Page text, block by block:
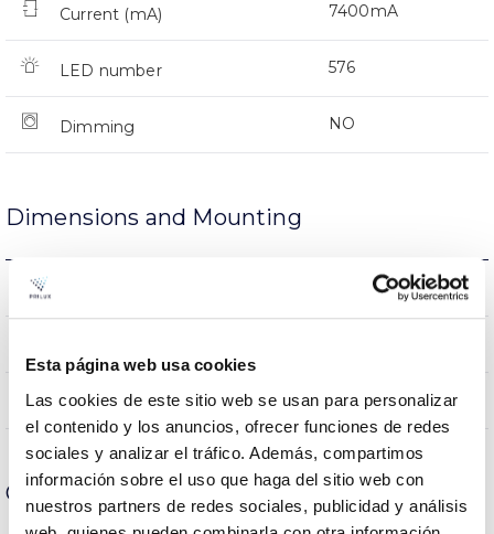
Esta página web usa cookies
Las cookies de este sitio web se usan para personalizar
el contenido y los anuncios, ofrecer funciones de redes
sociales y analizar el tráfico. Además, compartimos
información sobre el uso que haga del sitio web con
nuestros partners de redes sociales, publicidad y análisis
Current (mA) 7400mA
LED number 576
Dimming NO
Dimensions and Mounting
974x463x366mm
Lighting Directa
Optical data